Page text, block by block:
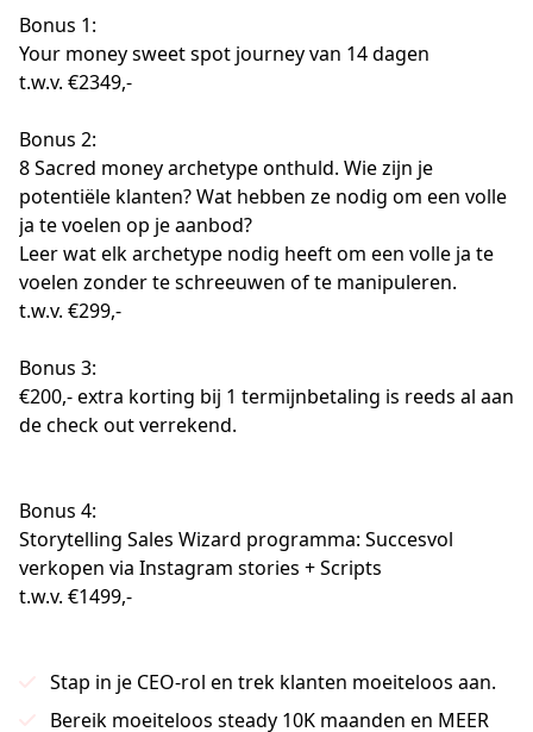
Bonus 1:
Your money sweet spot journey van 14 dagen
t.w.v. €2349,-
Bonus 2:
8 Sacred money archetype onthuld. Wie zijn je
potentiële klanten? Wat hebben ze nodig om een volle
ja te voelen op je aanbod?
Leer wat elk archetype nodig heeft om een volle ja te
voelen zonder te schreeuwen of te manipuleren.
t.w.v. €299,-​​
Bonus 3:
€200,- extra korting bij 1 termijnbetaling is reeds al aan
de check out verrekend.
Bonus 4:
Storytelling Sales Wizard programma: Succesvol
verkopen via Instagram stories + Scripts
t.w.v. €1499,-
Stap in je CEO-rol en trek klanten moeiteloos aan.
Bereik moeiteloos steady 10K maanden en MEER